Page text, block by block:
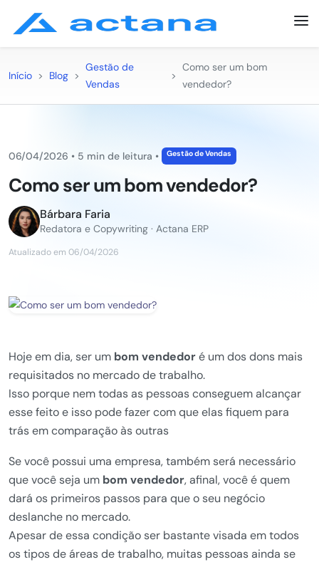
Início > Blog >
Gestão de
Vendas
>
Como ser um bom
vendedor?
06/04/2026 • 5 min de leitura • Gestão de Vendas
Como ser um bom vendedor?
Bárbara Faria
Redatora e Copywriting · Actana ERP
Atualizado em 06/04/2026
Hoje em dia, ser um bom vendedoré um dos dons mais
requisitados no mercado de trabalho.
Isso porque nem todas as pessoas conseguem alcançar
esse feito e isso pode fazer com que elas fiquem para
trás em comparação às outras
Se você possui uma empresa, também será necessário
que você seja um bom vendedor, afinal, você é quem
dará os primeiros passos para que o seu negócio
deslanche no mercado.
Apesar de essa condição ser bastante visada em todos
os tipos de áreas de trabalho, muitas pessoas ainda se